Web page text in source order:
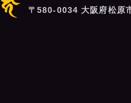
〒580-0034 大阪府松原